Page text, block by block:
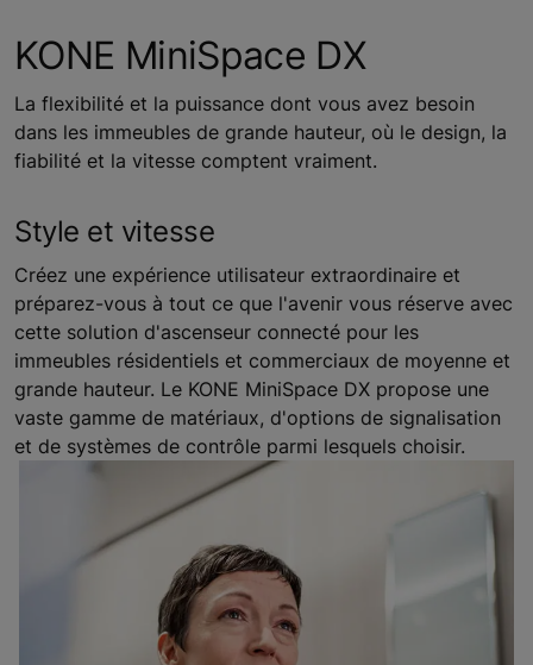
KONE MiniSpace DX
La flexibilité et la puissance dont vous avez besoin
dans les immeubles de grande hauteur, où le design, la
fiabilité et la vitesse comptent vraiment.
Style et vitesse
Créez une expérience utilisateur extraordinaire et
préparez-vous à tout ce que l'avenir vous réserve avec
cette solution d'ascenseur connecté pour les
immeubles résidentiels et commerciaux de moyenne et
grande hauteur. Le KONE MiniSpace DX propose une
vaste gamme de matériaux, d'options de signalisation
et de systèmes de contrôle parmi lesquels choisir.